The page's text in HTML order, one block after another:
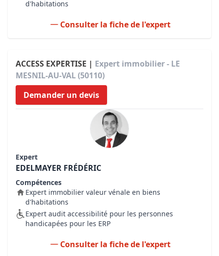
d'habitations
Consulter la fiche de l'expert
ACCESS EXPERTISE | Expert immobilier - LE
MESNIL-AU-VAL (50110)
Demander un devis
Expert
EDELMAYER FRÉDÉRIC
Compétences
Expert immobilier valeur vénale en biens
d'habitations
Expert audit accessibilité pour les personnes
handicapées pour les ERP
Consulter la fiche de l'expert